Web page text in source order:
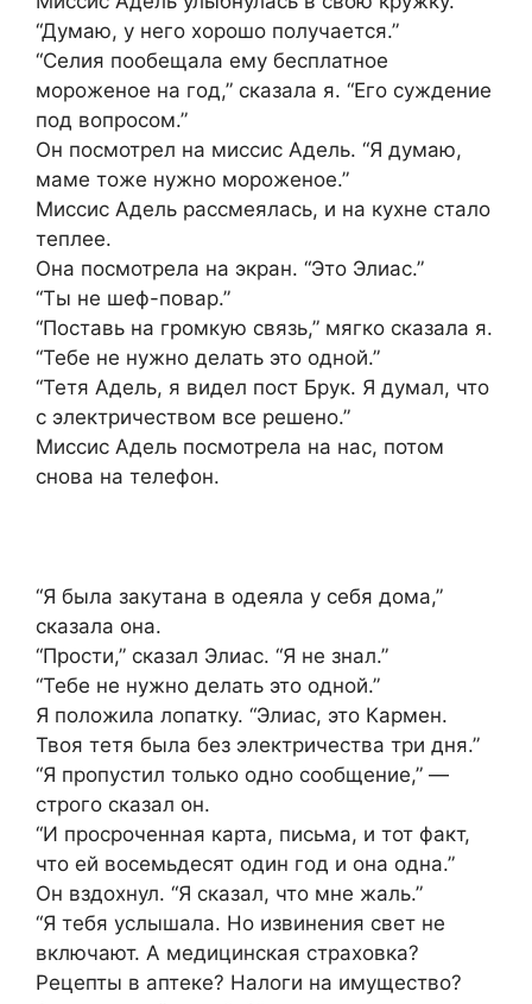
“Думаю, у него хорошо получается.”
“Селия пообещала ему бесплатное
мороженое на год,” сказала я. “Его суждение
под вопросом.”
Он посмотрел на миссис Адель. “Я думаю,
маме тоже нужно мороженое.”
Миссис Адель рассмеялась, и на кухне стало
теплее.
Она посмотрела на экран. “Это Элиас.”
“Ты не шеф-повар.”
“Поставь на громкую связь,” мягко сказала я.
“Тебе не нужно делать это одной.”
“Тетя Адель, я видел пост Брук. Я думал, что
с электричеством все решено.”
Миссис Адель посмотрела на нас, потом
снова на телефон.
“Я была закутана в одеяла у себя дома,”
сказала она.
“Прости,” сказал Элиас. “Я не знал.”
“Тебе не нужно делать это одной.”
Я положила лопатку. “Элиас, это Кармен.
Твоя тетя была без электричества три дня.”
“Я пропустил только одно сообщение,” —
строго сказал он.
“И просроченная карта, письма, и тот факт,
что ей восемьдесят один год и она одна.”
Он вздохнул. “Я сказал, что мне жаль.”
“Я тебя услышала. Но извинения свет не
включают. А медицинская страховка?
Рецепты в аптеке? Налоги на имущество?